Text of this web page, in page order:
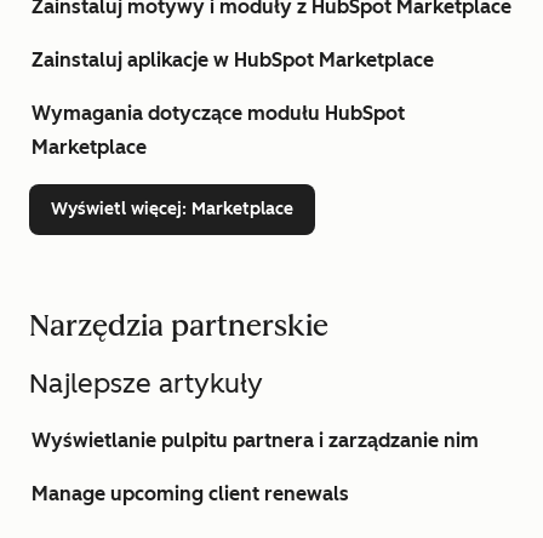
Zainstaluj motywy i moduły z HubSpot Marketplace
Zainstaluj aplikacje w HubSpot Marketplace
Wymagania dotyczące modułu HubSpot
Marketplace
Wyświetl więcej: Marketplace
Narzędzia partnerskie
Najlepsze artykuły
Wyświetlanie pulpitu partnera i zarządzanie nim
Manage upcoming client renewals